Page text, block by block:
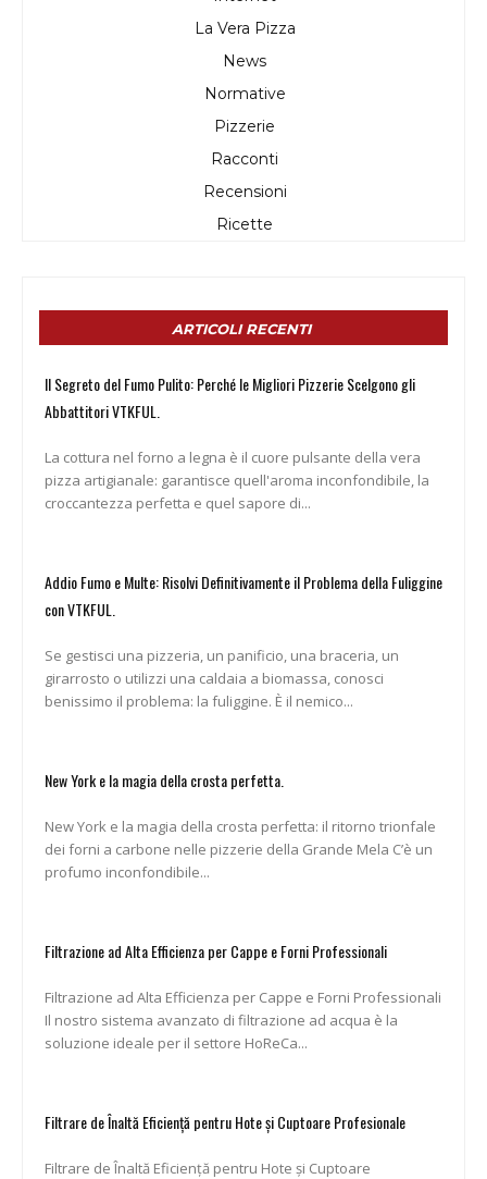
La Vera Pizza
News
Normative
Pizzerie
Racconti
Recensioni
Ricette
ARTICOLI RECENTI
Il Segreto del Fumo Pulito: Perché le Migliori Pizzerie Scelgono gli
Abbattitori VTKFUL.
La cottura nel forno a legna è il cuore pulsante della vera
pizza artigianale: garantisce quell'aroma inconfondibile, la
croccantezza perfetta e quel sapore di...
Addio Fumo e Multe: Risolvi Definitivamente il Problema della Fuliggine
con VTKFUL.
Se gestisci una pizzeria, un panificio, una braceria, un
girarrosto o utilizzi una caldaia a biomassa, conosci
benissimo il problema: la fuliggine. È il nemico...
New York e la magia della crosta perfetta.
New York e la magia della crosta perfetta: il ritorno trionfale
dei forni a carbone nelle pizzerie della Grande Mela C’è un
profumo inconfondibile...
Filtrazione ad Alta Efficienza per Cappe e Forni Professionali
Filtrazione ad Alta Efficienza per Cappe e Forni Professionali
Il nostro sistema avanzato di filtrazione ad acqua è la
soluzione ideale per il settore HoReCa...
Filtrare de Înaltă Eficiență pentru Hote și Cuptoare Profesionale
Filtrare de Înaltă Eficiență pentru Hote și Cuptoare